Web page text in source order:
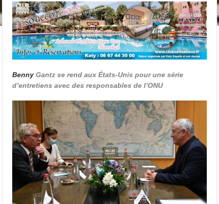
Benny Gantz se rend aux États-Unis pour une série
d’entretiens avec des responsables de l’ONU